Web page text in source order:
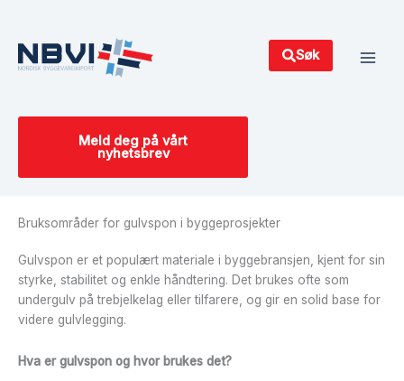
innholdet
Søk
Meld deg på vårt
nyhetsbrev
Bruksområder for gulvspon i byggeprosjekter
Gulvspon er et populært materiale i byggebransjen, kjent for sin
styrke, stabilitet og enkle håndtering. Det brukes ofte som
undergulv på trebjelkelag eller tilfarere, og gir en solid base for
videre gulvlegging.
Hva er gulvspon og hvor brukes det?